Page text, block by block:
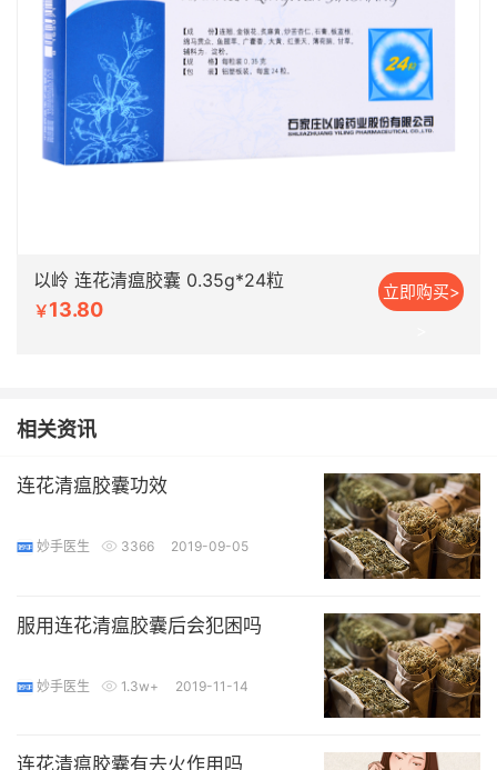
以岭 连花清瘟胶囊 0.35g*24粒
￥13.80
立即购买>
相关资讯
连花清瘟胶囊功效
妙手医生 3366 2019-09-05
服用连花清瘟胶囊后会犯困吗
妙手医生 1.3w+ 2019-11-14
连花清瘟胶囊有去火作用吗